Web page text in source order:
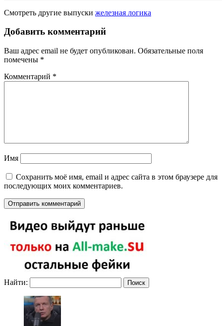
Смотреть другие выпуски железная логика
Добавить комментарий
Ваш адрес email не будет опубликован. Обязательные поля
помечены *
Комментарий *
Имя
Сохранить моё имя, email и адрес сайта в этом браузере для
последующих моих комментариев.
Найти: